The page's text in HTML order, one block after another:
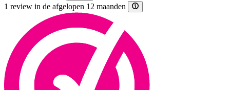
1 review in de afgelopen 12 maanden